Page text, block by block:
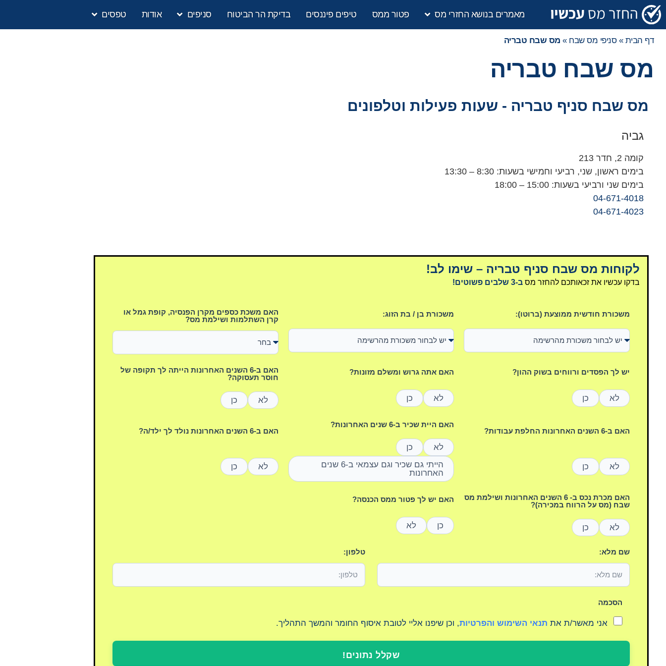
מאמרים בנושא החזרי מס פטור ממס טיפים פיננסים בדיקת הר הביטוח סניפים אודות טפסים
דף הבית »סניפי מס שבח » מס שבח טבריה
מס שבח טבריה
מס שבח סניף טבריה - שעות פעילות וטלפונים
גביה
קומה 2, חדר 213
בימים ראשון, שני, רביעי וחמישי בשעות: 8:30 – 13:30
בימים שני ורביעי בשעות: 15:00 – 18:00
04-671-4018
04-671-4023
לקוחות מס שבח סניף טבריה – שימו לב!
בדקו עכשיו את זכאותכם להחזר מס ב-3 שלבים פשוטים!
משכורת חודשית ממוצעת (ברוטו): משכורת בן / בת הזוג:
האם משכת כספים מקרן הפנסיה, קופת גמל או
קרן השתלמות ושילמת מס?
יש לך הפסדים ורווחים בשוק ההון?
לא כן
האם אתה גרוש ומשלם מזונות?
לא כן
האם ב-6 השנים האחרונות הייתה לך תקופה של
חוסר תעסוקה?
לא כן
האם ב-6 השנים האחרונות החלפת עבודות?
לא כן
האם היית שכיר ב-6 שנים האחרונות?
לא
כן
הייתי גם שכיר וגם עצמאי ב-6 שנים
האחרונות
האם ב-6 השנים האחרונות נולד לך ילד/ה?
לא כן
האם מכרת נכס ב- 6 השנים האחרונות ושילמת מס
שבח (מס על הרווח במכירה)?
לא כן
האם יש לך פטור ממס הכנסה?
כן לא
שם מלא: טלפון:
הסכמה
אני מאשר/ת את תנאי השימוש והפרטיות, וכן שיפנו אליי לטובת איסוף החומר והמשך התהליך.
שקלל נתונים!